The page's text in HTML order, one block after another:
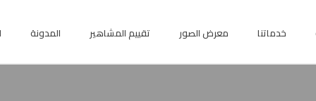
خدماتنا معرض الصور تقييم المشاهير المدونة